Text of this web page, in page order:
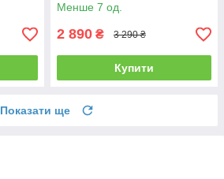
Менше 7 од.
2 890 ₴ 3 290 ₴
Купити
Показати ще